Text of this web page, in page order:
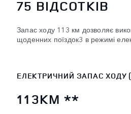
75 ВІДСОТКІВ
Запас ходу 113 км дозволяє
щоденних поїздок3 в режимі
ЕЛЕКТРИЧНИЙ ЗАПАС ХОДУ
113KM **